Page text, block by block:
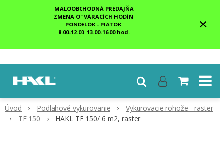
MALOOBCHODNÁ PREDAJŇA
ZMENA OTVÁRACÍCH HODÍN
PONDELOK - PIATOK
8.00-12.00 13.00-16.00 hod.
×
Úvod Podlahové vykurovanie
Vykurovacie rohože - raster
TF 150
HAKL TF 150/ 6 m2, raster